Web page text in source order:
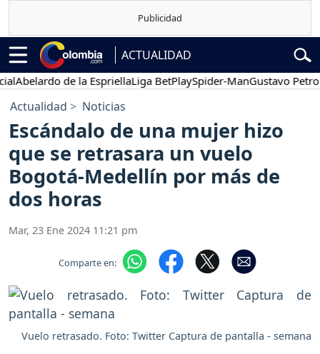
ACTUALIDAD
de la EspriellaLiga BetPlaySpider-ManGustavo Petro
Actualidad Noticias
Escándalo de una mujer hizo
que se retrasara un vuelo
Bogotá-Medellín por más de
dos horas
Mar, 23 Ene 2024 11:21 pm
Comparte en:
Vuelo retrasado. Foto: Twitter Captura de pantalla - semana